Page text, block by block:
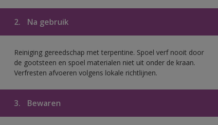
2. Na gebruik
Reiniging gereedschap met terpentine. Spoel verf nooit door
de gootsteen en spoel materialen niet uit onder de kraan.
Verfresten afvoeren volgens lokale richtlijnen.
3. Bewaren